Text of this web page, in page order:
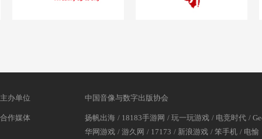
主办单位 中国音像与数字出版协会
合作媒体 扬帆出海 / 18183手游网 / 玩一玩游戏 / 电竞时代 /
华网游戏 / 游久网 / 17173 / 新浪游戏 / 笨手机 / 电愉